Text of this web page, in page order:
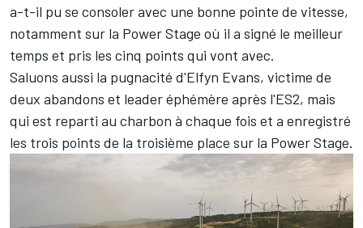
a-t-il pu se consoler avec une bonne pointe de vitesse,
notamment sur la Power Stage où il a signé le meilleur
temps et pris les cinq points qui vont avec.
Saluons aussi la pugnacité d'Elfyn Evans, victime de
deux abandons et leader éphémère après l'ES2, mais
qui est reparti au charbon à chaque fois et a enregistré
les trois points de la troisième place sur la Power Stage.